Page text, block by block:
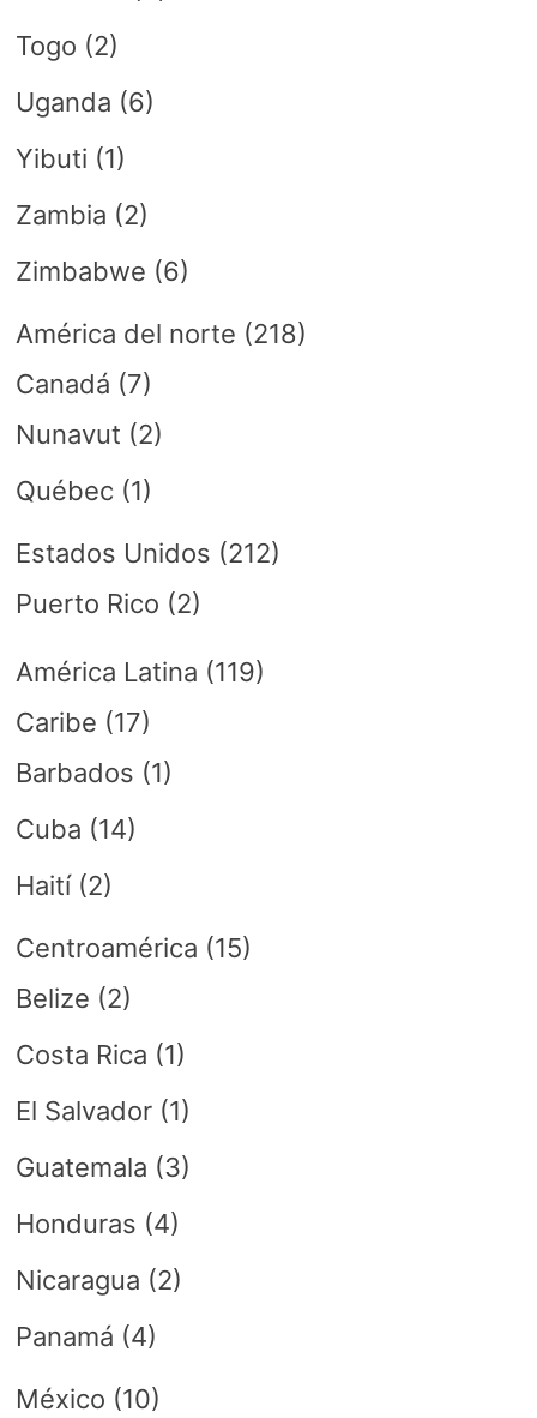
Togo (2)
Uganda (6)
Yibuti (1)
Zambia (2)
Zimbabwe (6)
América del norte (218)
Canadá (7)
Nunavut (2)
Québec (1)
Estados Unidos (212)
Puerto Rico (2)
América Latina (119)
Caribe (17)
Barbados (1)
Cuba (14)
Haití(2)
Centroamérica (15)
Belize (2)
Costa Rica (1)
El Salvador(1)
Guatemala (3)
Honduras (4)
Nicaragua (2)
Panamá (4)
México (10)